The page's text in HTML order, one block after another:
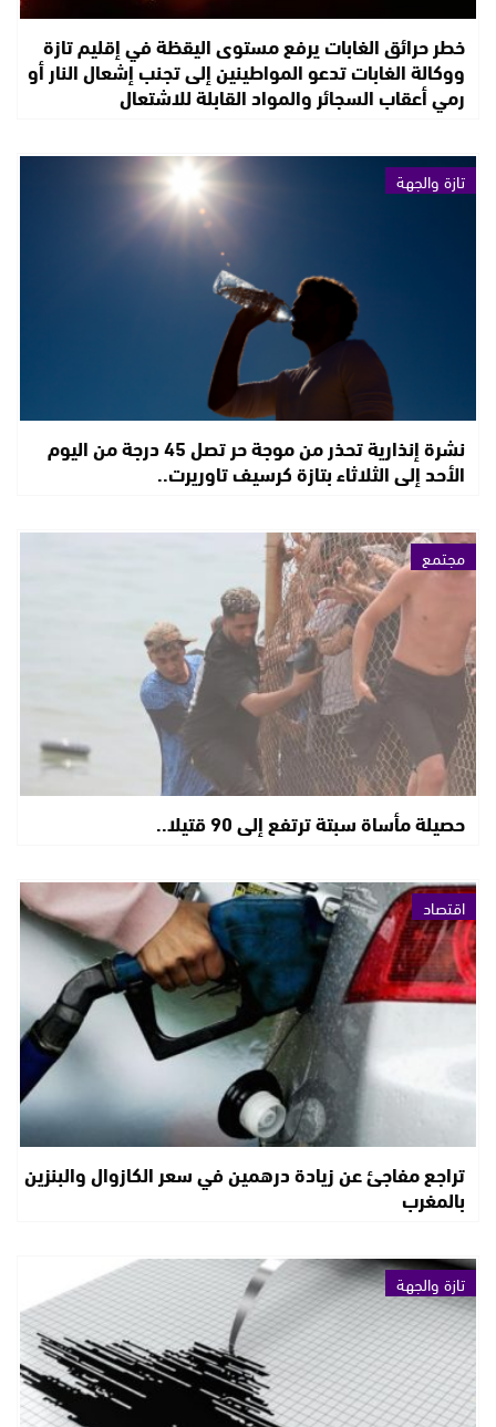
خطر حرائق الغابات يرفع مستوى اليقظة في إقليم تازة
ووكالة الغابات تدعو المواطينين إلى تجنب إشعال النار أو
رمي أعقاب السجائر والمواد القابلة للاشتعال
تازة والجهة
نشرة إنذارية تحذر من موجة حر تصل 45 درجة من اليوم
الأحد إلى الثلاثاء بتازة كرسيف تاوريرت..
مجتمع
حصيلة مأساة سبتة ترتفع إلى 90 قتيلا..
اقتصاد
تراجع مفاجئ عن زيادة درهمين في سعر الكازوال والبنزين
بالمغرب
تازة والجهة